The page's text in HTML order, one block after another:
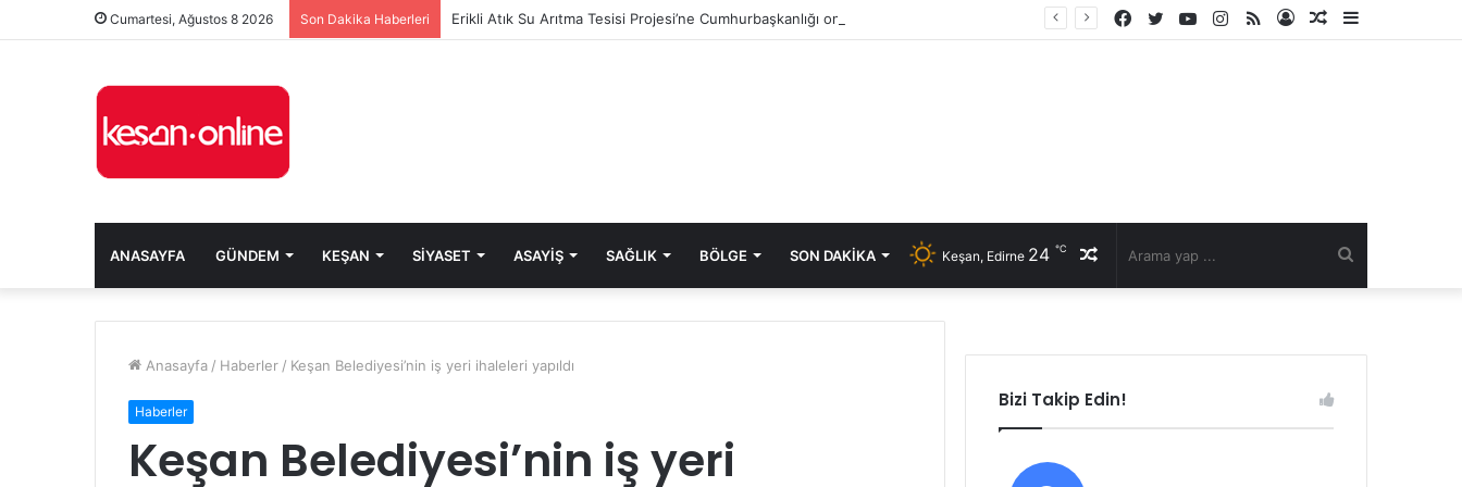
Cumartesi, Ağustos 8 2026 Son Dakika Haberleri Erikli Atık Su Arıtma Tesisi Projesi’ne Cumhurbaşkanlığı onayı
Rastgele
Kayıt
RSS
Instagram
YouTube
Twitter
Facebook
ANASAYFA GÜNDEM KEŞAN SIYASET ASAYIŞ SAĞLIK BÖLGE SON DAKIKA Rastgele
Keşan, Edirne 24 ℃
Anasayfa / Haberler / Keşan Belediyesi’nin iş yeri ihaleleri yapıldı
Haberler
Keşan Belediyesi’nin iş yeri
Bizi Takip Edin!